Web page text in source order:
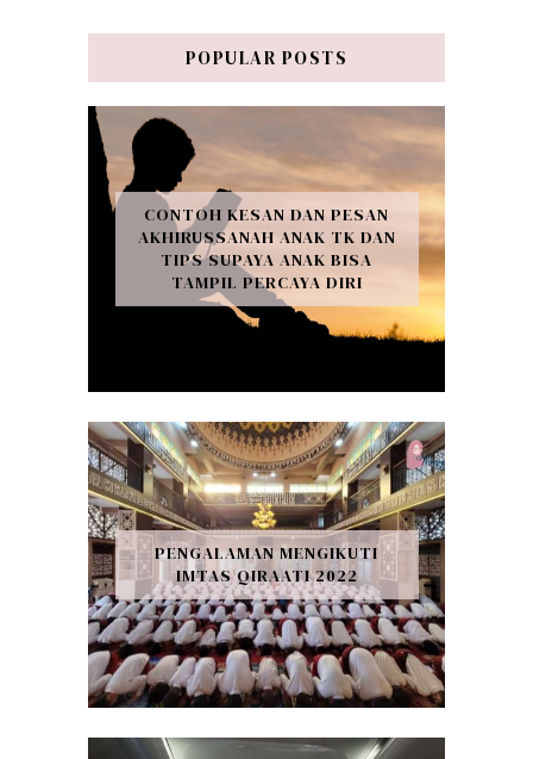
POPULAR POSTS
CONTOH KESAN DAN PESAN
AKHIRUSSANAH ANAK TK DAN
TIPS SUPAYA ANAK BISA
TAMPIL PERCAYA DIRI
PENGALAMAN MENGIKUTI
IMTAS QIRAATI 2022